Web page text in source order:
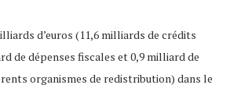
d’euros (11,6 milliards de crédits
de dépenses fiscales et 0,9 milliard de
organismes de redistribution) dans le